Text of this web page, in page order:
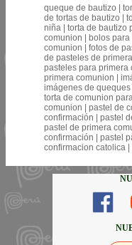
queque de bautizo |
de tortas de bautizo |
niña | torta de bautizo
comunion | bolos
comunion | fotos de
de pasteles de
pasteles para primera
primera comunion |
imágenes de
torta de comunion
comunion | pastel de
confirmación | pastel
pastel de primera
confirmación | pastel
confirmacion catolica